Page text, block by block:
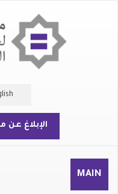
الإبلاغ عن
MAIN